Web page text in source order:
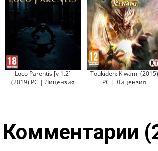
Loco Parentis [v 1.2]
(2019) PC | Лицензия
Toukiden: Kiwami (2015)
PC | Лицензия
Комментарии